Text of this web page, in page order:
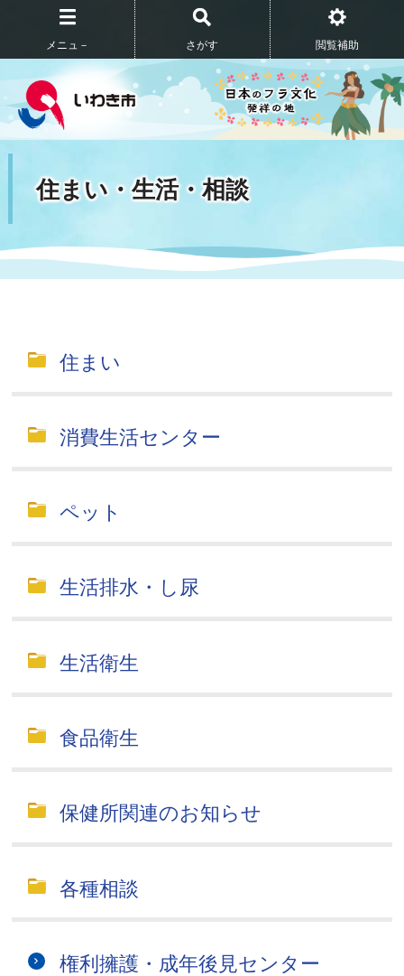
メニュ－ さがす 閲覧補助
住まい・生活・相談
住まい
消費生活センター
ペット
生活排水・し尿
生活衛生
食品衛生
保健所関連のお知らせ
各種相談
権利擁護・成年後見センター